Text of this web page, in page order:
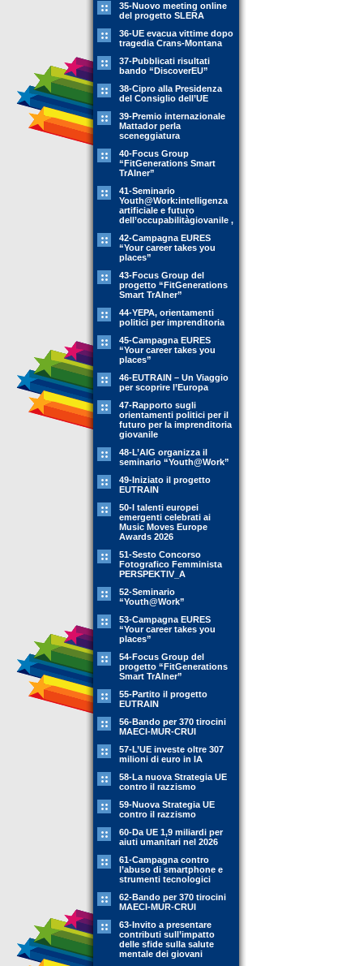
35-Nuovo meeting online
del progetto SLERA
36-UE evacua vittime dopo
tragedia Crans-Montana
37-Pubblicati risultati
bando “DiscoverEU”
38-Cipro alla Presidenza
del Consiglio dell’UE
39-Premio internazionale
Mattador perla
sceneggiatura
40-Focus Group
“FitGenerations Smart
TrAIner”
41-Seminario
Youth@Work:intelligenza
artificiale e futuro
dell’occupabilitàgiovanile ,
42-Campagna EURES
“Your career takes you
places”
43-Focus Group del
progetto “FitGenerations
Smart TrAIner”
44-YEPA, orientamenti
politici per imprenditoria
45-Campagna EURES
“Your career takes you
places”
46-EUTRAIN – Un Viaggio
per scoprire l’Europa
47-Rapporto sugli
orientamenti politici per il
futuro per la imprenditoria
giovanile
48-L’AIG organizza il
seminario “Youth@Work”
49-Iniziato il progetto
EUTRAIN
50-I talenti europei
emergenti celebrati ai
Music Moves Europe
Awards 2026
51-Sesto Concorso
Fotografico Femminista
PERSPEKTIV_A
52-Seminario
“Youth@Work”
53-Campagna EURES
“Your career takes you
places”
54-Focus Group del
progetto “FitGenerations
Smart TrAIner”
55-Partito il progetto
EUTRAIN
56-Bando per 370 tirocini
MAECI-MUR-CRUI
57-L’UE investe oltre 307
milioni di euro in IA
58-La nuova Strategia UE
contro il razzismo
59-Nuova Strategia UE
contro il razzismo
60-Da UE 1,9 miliardi per
aiuti umanitari nel 2026
61-Campagna contro
l’abuso di smartphone e
strumenti tecnologici
62-Bando per 370 tirocini
MAECI-MUR-CRUI
63-Invito a presentare
contributi sull’impatto
delle sfide sulla salute
mentale dei giovani